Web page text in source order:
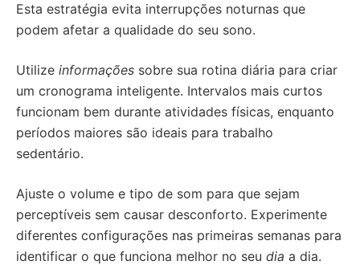
Esta estratégia evita interrupções noturnas que
podem afetar a qualidade do seu sono.
Utilize informações sobre sua rotina diária para criar
um cronograma inteligente. Intervalos mais curtos
funcionam bem durante atividades físicas, enquanto
períodos maiores são ideais para trabalho
sedentário.
Ajuste o volume e tipo de som para que sejam
perceptíveis sem causar desconforto. Experimente
diferentes configurações nas primeiras semanas para
identificar o que funciona melhor no seu dia a dia.